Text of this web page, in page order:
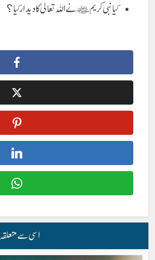
کیا نبی کریم ﷺ نے اللہ تعالیٰ کا دیدار کیا؟
اسی سے متعلقہ